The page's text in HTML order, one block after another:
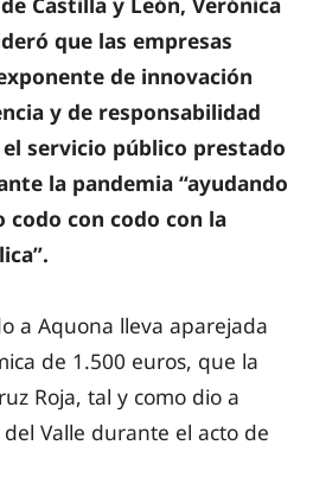
que las empresas
de innovación
y de responsabilidad
servicio público prestado
la pandemia “ayudando
con codo con la
a Aquona lleva aparejada
de 1.500 euros, que la
Roja, tal y como dio a
del Valle durante el acto de